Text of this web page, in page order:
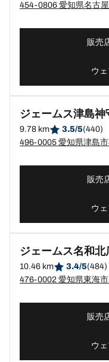
454-0806 愛知県名古
販売
ウ
ジェームス津島神
9.78 km 3.5/5(440)
496-0005 愛知県津島
販売
ウ
ジェームス名和北
10.46 km 3.4/5(484)
476-0002 愛知県東海
販売
ウ